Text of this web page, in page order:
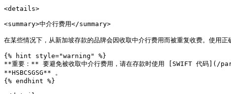
<details>
<summary>中介行费用</summary>
在某些情况下，从新加坡存款的品牌会因收取中介行费用而被重复收费。使用
{% hint style="warning" %}
**重要：** 要避免被收取中介行费用，请在存款时使用 [SWIFT
**HSBCSGSG** 。
{% endhint %}